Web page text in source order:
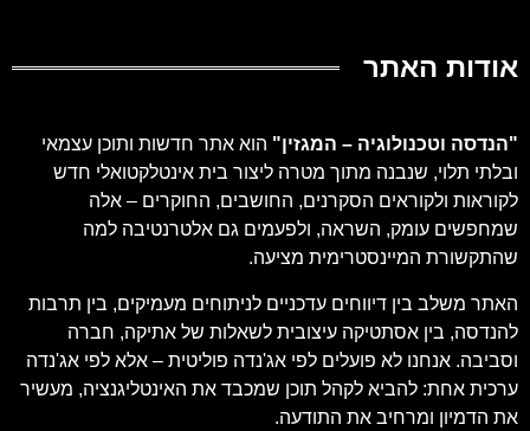
אודות האתר
"הנדסה וטכנולוגיה – המגזין" הוא אתר חדשות ותוכן עצמאי
ובלתי תלוי, שנבנה מתוך מטרה ליצור בית אינטלקטואלי חדש
לקוראות ולקוראים הסקרנים, החושבים, החוקרים – אלה
שמחפשים עומק, השראה, ולפעמים גם אלטרנטיבה למה
שהתקשורת המיינסטרימית מציעה.
האתר משלב בין דיווחים עדכניים לניתוחים מעמיקים, בין תרבות
להנדסה, בין אסתטיקה עיצובית לשאלות של אתיקה, חברה
וסביבה. אנחנו לא פועלים לפי אג'נדה פוליטית – אלא לפי אג'נדה
ערכית אחת: להביא לקהל תוכן שמכבד את האינטליגנציה, מעשיר
את הדמיון ומרחיב את התודעה.